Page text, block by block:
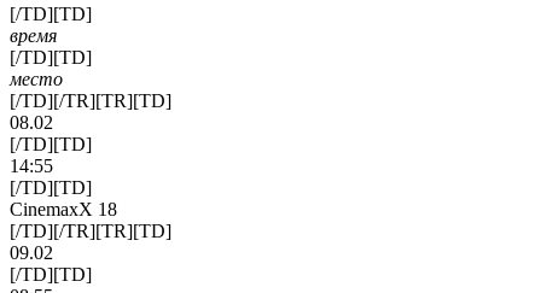
[/TD][TD]
время
[/TD][TD]
место
[/TD][/TR][TR][TD]
08.02
[/TD][TD]
14:55
[/TD][TD]
CinemaxX 18
[/TD][/TR][TR][TD]
09.02
[/TD][TD]